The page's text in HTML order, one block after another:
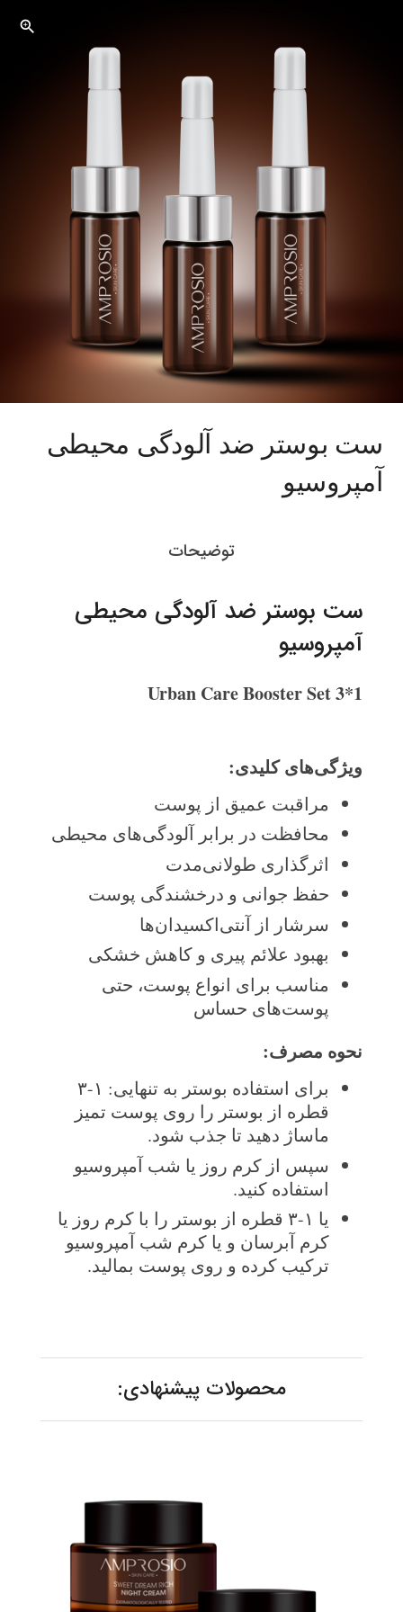
ست بوستر ضد آلودگی محیطی
آمپروسیو
توضیحات
ست بوستر ضد آلودگی محیطی
آمپروسیو
Urban Care Booster Set 3*1
ویژگی‌های کلیدی:
مراقبت عمیق از پوست
محافظت در برابر آلودگی‌های محیطی
اثرگذاری طولانی‌مدت
حفظ جوانی و درخشندگی پوست
سرشار از آنتی‌اکسیدان‌ها
بهبود علائم پیری و کاهش خشکی
مناسب برای انواع پوست، حتی
پوست‌های حساس
نحوه مصرف:
برای استفاده بوستر به تنهایی: ۱-۳
قطره از بوستر را روی پوست تمیز
ماساژ دهید تا جذب شود.
سپس از کرم روز یا شب آمپروسیو
استفاده کنید.
یا ۱-۳ قطره از بوستر را با کرم روز یا
کرم آبرسان و یا کرم شب آمپروسیو
ترکیب کرده و روی پوست بمالید.
محصولات پیشنهادی: